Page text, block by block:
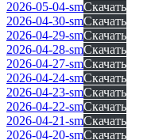
2026-05-04-smСкачать
2026-04-30-smСкачать
2026-04-29-smСкачать
2026-04-28-smСкачать
2026-04-27-smСкачать
2026-04-24-smСкачать
2026-04-23-smСкачать
2026-04-22-smСкачать
2026-04-21-smСкачать
2026-04-20-smСкачать